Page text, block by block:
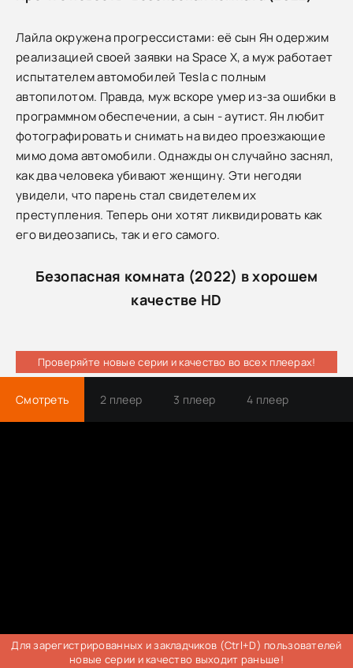
Лайла окружена прогрессистами: её сын Ян одержим
реализацией своей заявки на Space X, а муж работает
испытателем автомобилей Tesla с полным
автопилотом. Правда, муж вскоре умер из-за ошибки в
программном обеспечении, а сын - аутист. Ян любит
фотографировать и снимать на видео проезжающие
мимо дома автомобили. Однажды он случайно заснял,
как два человека убивают женщину. Эти негодяи
увидели, что парень стал свидетелем их
преступления. Теперь они хотят ликвидировать как
его видеозапись, так и его самого.
Безопасная комната (2022) в хорошем
качестве HD
Проверяйте новые серии и качество во всех плеерах!
Смотреть 2 плеер 3 плеер 4 плеер
Для зарегистрированных и закладчиков (Ctrl+D) пользователей
новые серии и качество выходит раньше!